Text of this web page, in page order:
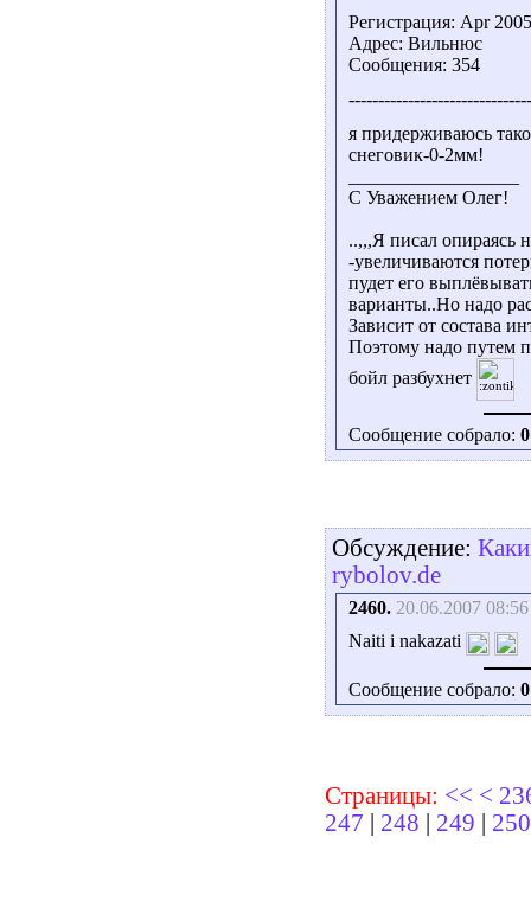
Регистрация: Apr 2005
Адрес: Вильнюс
Сообщения: 354
я придерживаюсь
снеговик-0-2мм!
С Уважением Олег!
..,,,Я писал опираясь
-увеличиваются
пудет его
варианты..Но надо
Зависит от состава
Поэтому надо путем
бойл разбухнет
Сообщение собрало: 0
Обсуждение:
rybolov.de
2460. 20.06.2007 08:56
Naiti i nakazati
Сообщение собрало: 0
Страницы: << <
247
248 249 250